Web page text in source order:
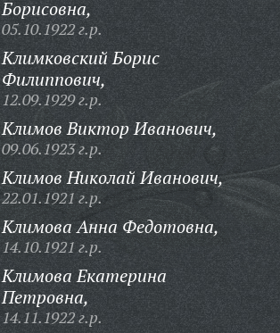
Борисовна,
05.10.1922 г.р.
Климковский Борис
Филиппович,
12.09.1929 г.р.
Климов Виктор Иванович,
09.06.1923 г.р.
Климов Николай Иванович,
22.01.1921 г.р.
Климова Анна Федотовна,
14.10.1921 г.р.
Климова Екатерина
Петровна,
14.11.1922 г.р.